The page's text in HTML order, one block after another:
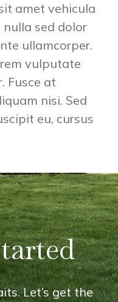
amet vehicula
sed dolor
ullamcorper.
vulputate
Fusce at
nisi. Sed
eu, cursus
Let’s get the